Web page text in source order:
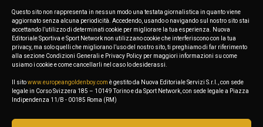
Questo sito non rappresenta in nessun modo una testata giornalistica in quanto viene
aggiornato senza alcuna periodicità. Accedendo, usando o navigando sul nostro sito stai
accettando l’utilizzo di determinati cookie per migliorare la tua esperienza. Nuova
Editoriale Sportiva e Sport Network non utilizzano cookie che interferiscono con la tua
privacy, ma solo quelli che migliorano l’uso del nostro sito, ti preghiamo di far riferimento
alla sezione Condizioni Generali e Privacy Policy per maggiori informazioni su come
usiamo i cookie e come cancellarli nel caso lo desiderassi.
Il sitowww.europeangoldenboy.com è gestito da Nuova Editoriale Servizi S.r.l., con sede
legale in Corso Svizzera 185 – 10149 Torino e da Sport Network, con sede legale a Piazza
Indipendenza 11/B - 00185 Roma (RM)
May 28, 2025